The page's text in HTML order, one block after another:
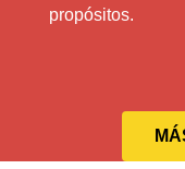
propósitos.